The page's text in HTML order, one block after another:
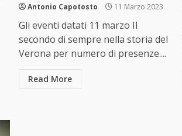
Antonio Capotosto 11 Marzo 2023
Gli eventi datati 11 marzo Il
secondo di sempre nella storia del
Verona per numero di presenze....
Read More